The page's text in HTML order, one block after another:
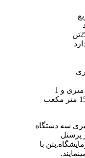
3 دستگاه بچینگ لیپهر(2دستگاه 1متری و 1
دستگاه 1/2 متری با توان تولید 150 متر مکعب
سه دستگاه
تن در کنار پرسنل
با